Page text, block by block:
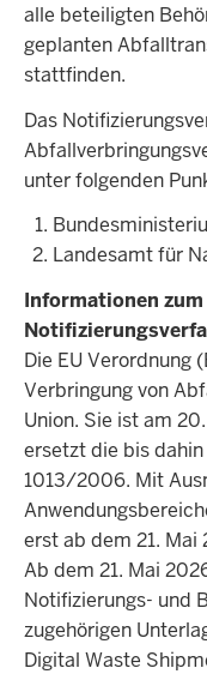
alle beteiligten
geplanten
stattfinden.
Das
unter folgenden
Landesamt für
Informationen
Die EU Verordnung
Verbringung von
Union. Sie ist am
ersetzt die bis
1013/2006. Mit
erst ab dem 21. Mai
Ab dem 21. Mai
Notifizierungs- und
zugehörigen
Digital Waste